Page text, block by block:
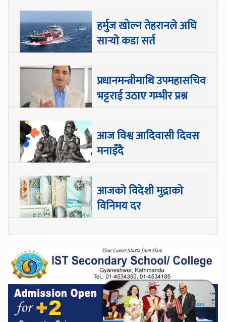
हर्मुज खोल्न तेहरानले अघि
सार्‍याे कडा सर्त
प्रधानमन्त्रीमाथि उपमहासचिव
भट्टराई उठाए गम्भीर प्रश्न
आज विश्व आदिवासी दिवस
मनाइँदै
आजको विदेशी मुद्राको
विनिमय दर